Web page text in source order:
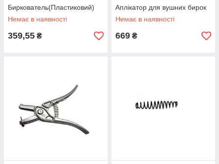
Биркователь(Пластиковий)
Немає в наявності
359,55 ₴
Аплікатор для вушних бирок
Немає в наявності
669 ₴